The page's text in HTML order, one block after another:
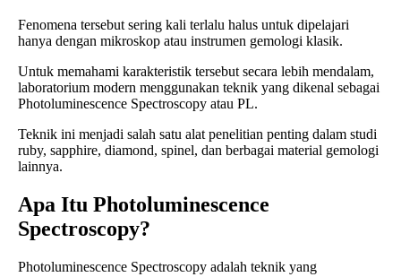
Fenomena tersebut sering kali terlalu halus untuk dipelajari
hanya dengan mikroskop atau instrumen gemologi klasik.
Untuk memahami karakteristik tersebut secara lebih mendalam,
laboratorium modern menggunakan teknik yang dikenal sebagai
Photoluminescence Spectroscopy atau PL.
Teknik ini menjadi salah satu alat penelitian penting dalam studi
ruby, sapphire, diamond, spinel, dan berbagai material gemologi
lainnya.
Apa Itu Photoluminescence
Spectroscopy?
Photoluminescence Spectroscopy adalah teknik yang